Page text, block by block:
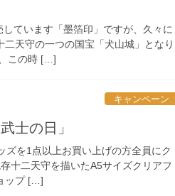
ています「墨箔印」ですが、久々に
天守の一つの国宝「犬山城」となり
この時 […]
キャンペーン
士の日」
を1点以上お買い上げの方全員にク
十二天守を描いたA5サイズクリアフ
ップ […]